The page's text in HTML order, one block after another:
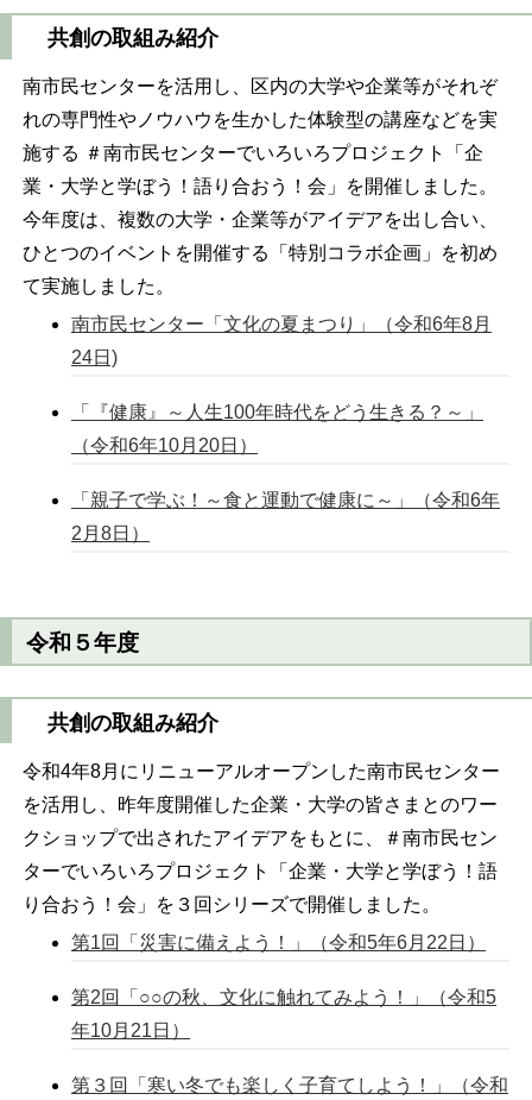
共創の取組み紹介
南市民センターを活用し、区内の大学や企業等がそれぞ
れの専門性やノウハウを生かした体験型の講座などを実
施する ＃南市民センターでいろいろプロジェクト「企
業・大学と学ぼう！語り合おう！会」を開催しました。
今年度は、複数の大学・企業等がアイデアを出し合い、
ひとつのイベントを開催する「特別コラボ企画」を初め
て実施しました。
南市民センター「文化の夏まつり」（令和6年8月
24日)
「『健康』～人生100年時代をどう生きる？～」
（令和6年10月20日）
「親子で学ぶ！～食と運動で健康に～」（令和6年
2月8日）
令和５年度
共創の取組み紹介
令和4年8月にリニューアルオープンした南市民センター
を活用し、昨年度開催した企業・大学の皆さまとのワー
クショップで出されたアイデアをもとに、＃南市民セン
ターでいろいろプロジェクト「企業・大学と学ぼう！語
り合おう！会」を３回シリーズで開催しました。
第1回「災害に備えよう！」（令和5年6月22日）
第2回「○○の秋、文化に触れてみよう！」（令和5
年10月21日）
第３回「寒い冬でも楽しく子育てしよう！」（令和